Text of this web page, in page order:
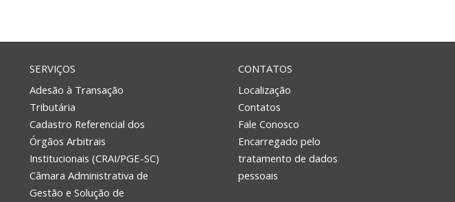
SERVIÇOS
Adesão à Transação
Tributária
Cadastro Referencial dos
Órgãos Arbitrais
Institucionais (CRAI/PGE-SC)
Câmara Administrativa de
Gestão e Solução de
CONTATOS
Localização
Contatos
Fale Conosco
Encarregado pelo
tratamento de dados
pessoais